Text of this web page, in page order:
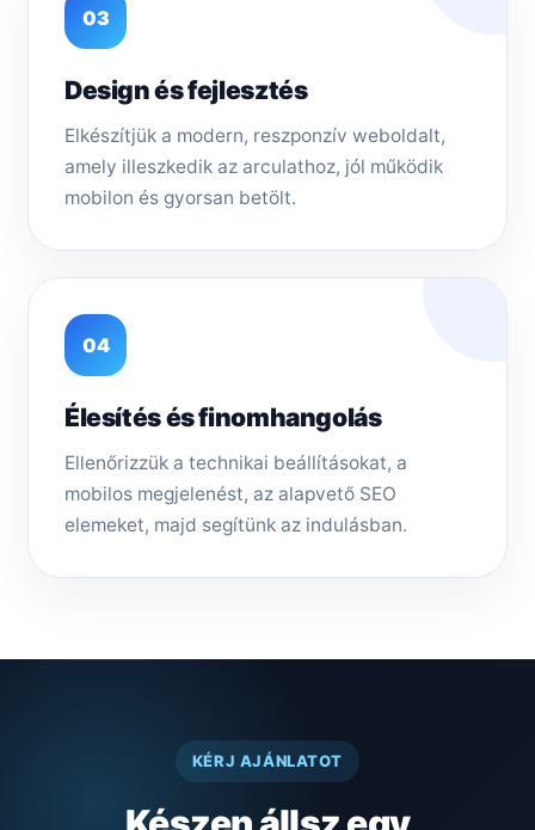
03
Design és fejlesztés
Elkészítjük a modern, reszponzív weboldalt,
amely illeszkedik az arculathoz, jól működik
mobilon és gyorsan betölt.
04
Élesítés és finomhangolás
Ellenőrizzük a technikai beállításokat, a
mobilos megjelenést, az alapvető SEO
elemeket, majd segítünk az indulásban.
KÉRJ AJÁNLATOT